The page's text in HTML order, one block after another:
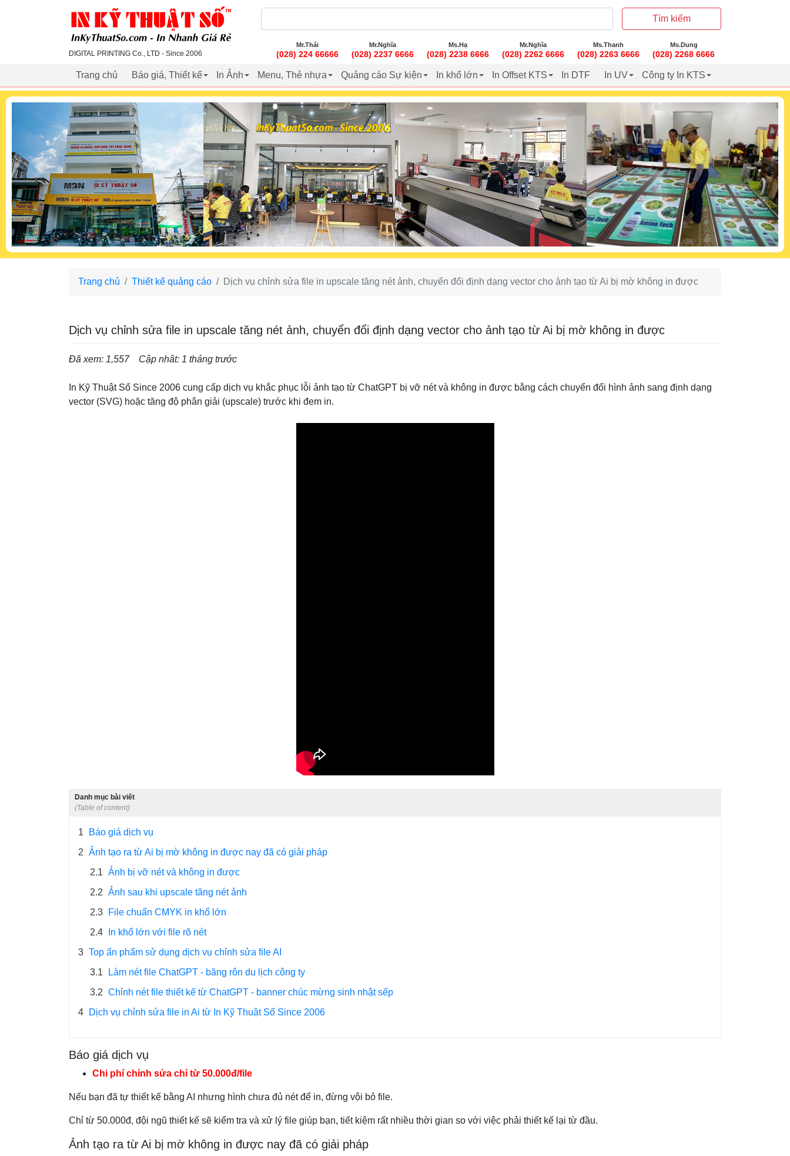
inkythuatso.com
DIGITAL PRINTING Co., LTD - Since 2006
Tìm kiếm
Mr.Thái
(028) 224 66666
Mr.Nghĩa
(028) 2237 6666
Ms.Hạ
(028) 2238 6666
Mr.Nghĩa
(028) 2262 6666
Ms.Thanh
(028) 2263 6666
Ms.Dung
(028) 2268 6666
Trang chủ Báo giá, Thiết kế In Ảnh Menu, Thẻ nhựa Quảng cáo Sự kiện In khổ lớn In Offset KTS In DTF In UV Công ty In KTS
Trang chủ Thiết kế quảng cáo Dịch vụ chỉnh sửa file in upscale tăng nét ảnh, chuyển đổi định dạng vector cho ảnh tạo từ Ai bị mờ không in được
Dịch vụ chỉnh sửa file in upscale tăng nét ảnh, chuyển đổi định dạng vector cho ảnh tạo từ Ai bị mờ không in được
Đã xem: 1,557 Cập nhât: 1 tháng trước
In Kỹ Thuật Số Since 2006 cung cấp dịch vụ khắc phục lỗi ảnh tạo từ ChatGPT bị vỡ nét và không in được bằng cách chuyển đổi hình ảnh sang định dạng
vector (SVG) hoặc tăng độ phân giải (upscale) trước khi đem in.
Danh mục bài viết
(Table of content)
1
Báo giá dịch vụ
2 Ảnh tạo ra từ Ai bị mờ không in được nay đã có giải pháp
2.1 Ảnh bị vỡ nét và không in được
2.2 Ảnh sau khi upscale tăng nét ảnh
2.3
File chuẩn CMYK in khổ lớn
2.4
In khổ lớn với file rõ nét
3 Top ấn phẩm sử dụng dịch vụ chỉnh sửa file AI
3.1
Làm nét file ChatGPT - băng rôn du lịch công ty
3.2 Chỉnh nét file thiết kế từ ChatGPT - banner chúc mừng sinh nhật sếp
4
Dịch vụ chỉnh sửa file in Ai từ In Kỹ Thuật Số Since 2006
Báo giá dịch vụ
Chi phí chỉnh sửa chỉ từ 50.000đ/file
Nếu bạn đã tự thiết kế bằng AI nhưng hình chưa đủ nét để in, đừng vội bỏ file.
Chỉ từ 50.000đ, đội ngũ thiết kế sẽ kiểm tra và xử lý file giúp bạn, tiết kiệm rất nhiều thời gian so với việc phải thiết kế lại từ đầu.
Ảnh tạo ra từ Ai bị mờ không in được nay đã có giải pháp